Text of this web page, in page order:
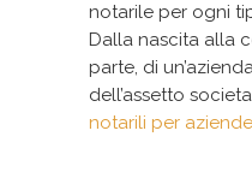
notarile per ogni
Dalla nascita alla
parte, di
dell’assetto
notarili per